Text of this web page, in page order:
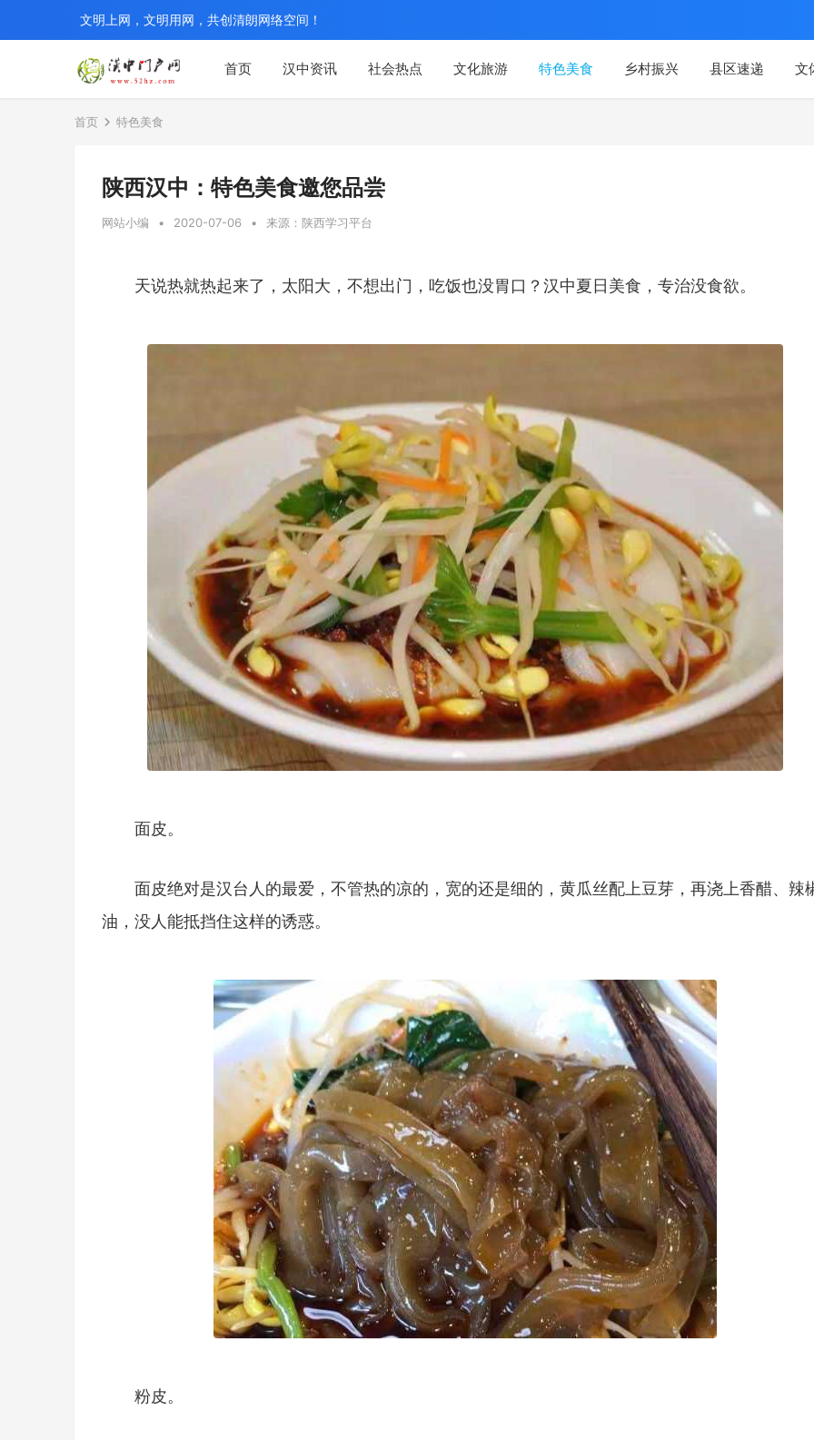
首页 汉中资讯 社会热点 文化旅游 特色美食 乡村振兴 县区速递 文
文明上网，文明用网，共创清朗网络空间！
首页 特色美食
陕西汉中：特色美食邀您品尝
网站小编 • 2020-07-06 • 来源：陕西学习平台
天说热就热起来了，太阳大，不想出门，吃饭也没胃口？汉中夏日美食，专治没食欲。
面皮。
面皮绝对是汉台人的最爱，不管热的凉的，宽的还是细的，黄瓜丝配上豆芽，再浇上香醋、辣
油，没人能抵挡住这样的诱惑。
粉皮。